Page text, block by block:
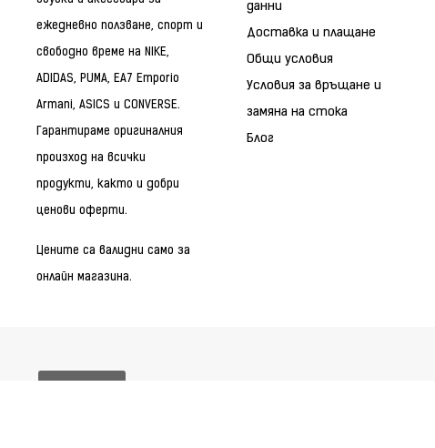
ежедневно ползване, спорт и
свободно време на NIKE,
ADIDAS, PUMA, EA7 Emporio
Armani, ASICS и CONVERSE.
Гарантираме оригиналния
произход на всички
продукти, както и добри
ценови оферти.
Цените са валидни само за
онлайн магазина.
данни
Доставка и плащане
Общи условия
Условия за връщане и
замяна на стока
Блог